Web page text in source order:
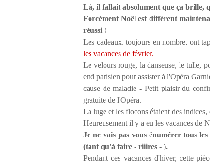
Là, il fallait absolument que ça brille,
Forcément Noël est différent
réussi !
Les cadeaux, toujours en nombre, ont
les vacances de février.
Le velours rouge, la danseuse, le tulle,
end parisien pour assister à l'Opéra
cause de maladie - Petit plaisir du
gratuite de l'Opéra.
La luge et les flocons étaient des
Heureusement il y a eu les vacances de
Je ne vais pas vous énumérer tous
(tant qu'à faire - riiires - ).
Pendant ces vacances d'hiver, cette